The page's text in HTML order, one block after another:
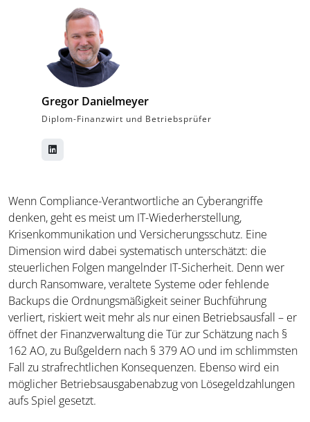
Gregor Danielmeyer
Diplom-Finanzwirt und Betriebsprüfer
Wenn Compliance-Verantwortliche an Cyberangriffe
denken, geht es meist um IT-Wiederherstellung,
Krisenkommunikation und Versicherungsschutz. Eine
Dimension wird dabei systematisch unterschätzt: die
steuerlichen Folgen mangelnder IT-Sicherheit. Denn wer
durch Ransomware, veraltete Systeme oder fehlende
Backups die Ordnungsmäßigkeit seiner Buchführung
verliert, riskiert weit mehr als nur einen Betriebsausfall – er
öffnet der Finanzverwaltung die Tür zur Schätzung nach §
162 AO, zu Bußgeldern nach § 379 AO und im schlimmsten
Fall zu strafrechtlichen Konsequenzen. Ebenso wird ein
möglicher Betriebsausgabenabzug von Lösegeldzahlungen
aufs Spiel gesetzt.